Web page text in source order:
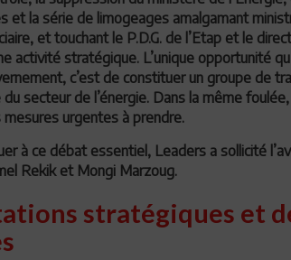
et la série de limogeages amalgamant
et touchant le P.D.G. de l’Etap et le
activité stratégique. L’unique opportunité
c’est de constituer un groupe de
du secteur de l’énergie. Dans la même
urgentes à prendre.
à ce débat essentiel, Leaders a sollicité
Rekik et Mongi Marzoug.
stratégiques et